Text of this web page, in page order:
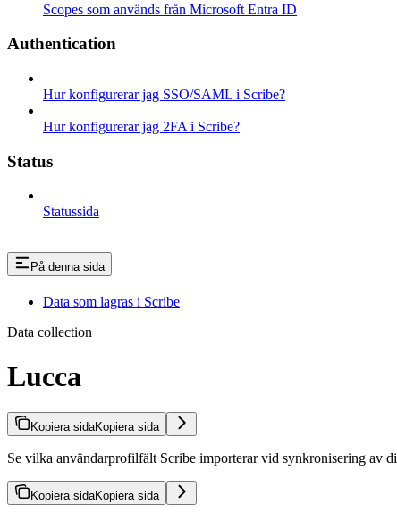
Scopes som används från Microsoft Entra ID
Authentication
Hur konfigurerar jag SSO/SAML i Scribe?
Hur konfigurerar jag 2FA i Scribe?
Status
Statussida
På denna sida
Data som lagras i Scribe
Data collection
Lucca
Kopiera sidaKopiera sida
Se vilka användarprofilfält Scribe importerar vid synkronisering av
Kopiera sidaKopiera sida